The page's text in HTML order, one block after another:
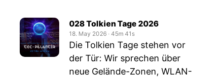
028 Tolkien Tage 2026
18. May 2026 ‧ 45m 41s
Die Tolkien Tage stehen vor
der Tür: Wir sprechen über
neue Gelände-Zonen, WLAN-